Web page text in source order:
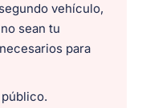
vehículo,
sean tu
para